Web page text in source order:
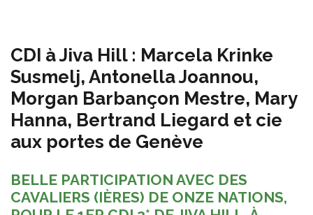
CDI à Jiva Hill : Marcela Krinke
Susmelj, Antonella Joannou,
Morgan Barbançon Mestre, Mary
Hanna, Bertrand Liegard et cie
aux portes de Genève
BELLE PARTICIPATION AVEC DES
CAVALIERS (IÈRES) DE ONZE NATIONS,